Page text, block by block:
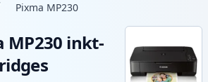
Pixma MP230
MP230 inkt-